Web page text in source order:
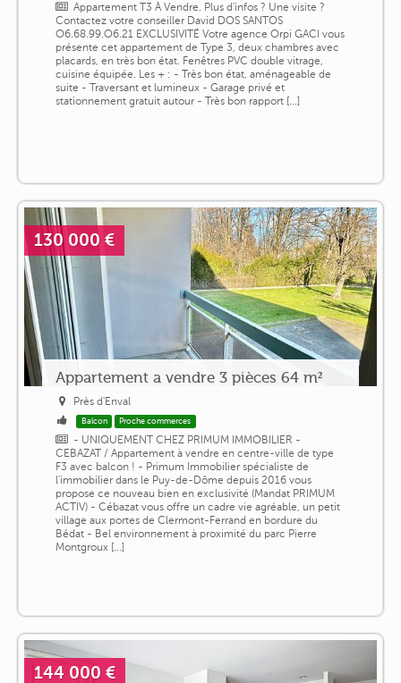
Appartement T3 À Vendre. Plus d'infos ? Une visite ?
Contactez votre conseiller David DOS SANTOS
O6.68.99.O6.21 EXCLUSIVITÉ Votre agence Orpi GACI vous
présente cet appartement de Type 3, deux chambres avec
placards, en très bon état. Fenêtres PVC double vitrage,
cuisine équipée. Les + : - Très bon état, aménageable de
suite - Traversant et lumineux - Garage privé et
stationnement gratuit autour - Très bon rapport [...]
130 000 €
Appartement a vendre 3 pièces 64 m²
Près d'Enval
Balcon Proche commerces
- UNIQUEMENT CHEZ PRIMUM IMMOBILIER -
CEBAZAT / Appartement à vendre en centre-ville de type
F3 avec balcon ! - Primum Immobilier spécialiste de
l'immobilier dans le Puy-de-Dôme depuis 2016 vous
propose ce nouveau bien en exclusivité (Mandat PRIMUM
ACTIV) - Cébazat vous offre un cadre vie agréable, un petit
village aux portes de Clermont-Ferrand en bordure du
Bédat - Bel environnement à proximité du parc Pierre
Montgroux [...]
144 000 €